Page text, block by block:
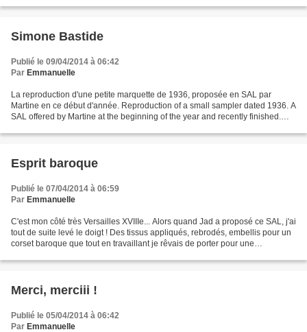
Simone Bastide
Publié le 09/04/2014 à 06:42
Par Emmanuelle
La reproduction d'une petite marquette de 1936, proposée en SAL par
Martine en ce début d'année. Reproduction of a small sampler dated 1936. A
SAL offered by Martine at the beginning of the year and recently finished.
Esprit baroque
Publié le 07/04/2014 à 06:59
Par Emmanuelle
C'est mon côté très Versailles XVIIIe... Alors quand Jad a proposé ce SAL, j'ai
tout de suite levé le doigt ! Des tissus appliqués, rebrodés, embellis pour un
corset baroque que tout en travaillant je rêvais de porter pour une
Merci, merciii !
Publié le 05/04/2014 à 06:42
Par Emmanuelle